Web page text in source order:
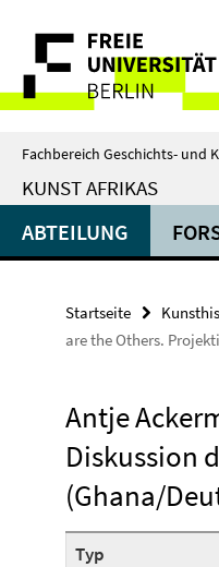
direkt
Inhalt
Service-
Navigation
Fachbereich Geschichts- und
KUNST AFRIKAS
ABTEILUNG
Startseite
are the Others.
Antje
Diskussion
(Ghana/
Typ